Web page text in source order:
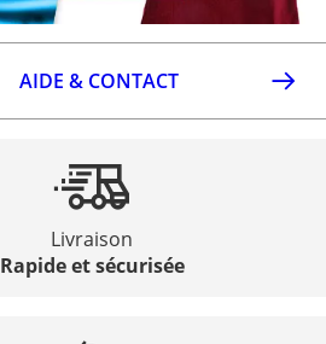
AIDE & CONTACT
Livraison
Rapide et sécurisée